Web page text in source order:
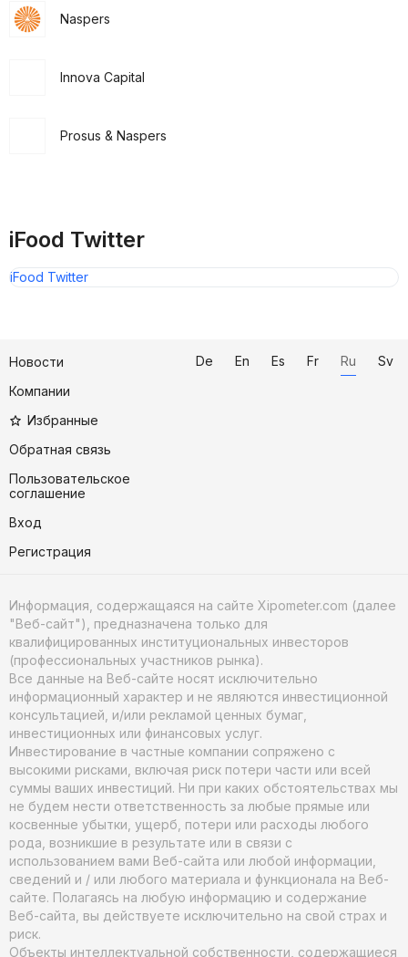
Naspers
Innova Capital
Prosus & Naspers
iFood Twitter
iFood Twitter
Новости
Компании
Избранные
Обратная связь
Пользовательское
соглашение
Вход
Регистрация
De En Es Fr Ru Sv
Информация, содержащаяся на сайте Xipometer.com (далее
"Веб-сайт"), предназначена только для
квалифицированных институциональных инвесторов
(профессиональных участников рынка).
Все данные на Веб-сайте носят исключительно
информационный характер и не являются инвестиционной
консультацией, и/или рекламой ценных бумаг,
инвестиционных или финансовых услуг.
Инвестирование в частные компании сопряжено с
высокими рисками, включая риск потери части или всей
суммы ваших инвестиций. Ни при каких обстоятельствах мы
не будем нести ответственность за любые прямые или
косвенные убытки, ущерб, потери или расходы любого
рода, возникшие в результате или в связи с
использованием вами Веб-сайта или любой информации,
сведений и / или любого материала и функционала на Веб-
сайте. Полагаясь на любую информацию и содержание
Веб-сайта, вы действуете исключительно на свой страх и
риск.
Объекты интеллектуальной собственности, содержащиеся